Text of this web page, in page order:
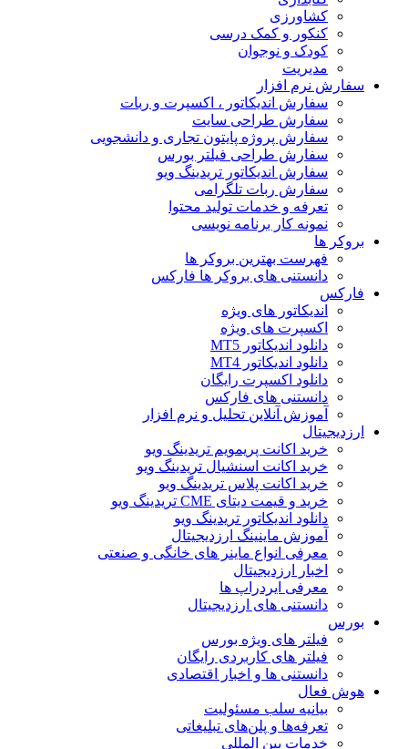
کشاورزی
کنکور و کمک‌ درسی
کودک و نوجوان
مدیریت
سفارش نرم افزار
سفارش اندیکاتور ، اکسپرت و ربات
سفارش طراحی سایت
سفارش پروژه پایتون تجاری و دانشجویی
سفارش طراحی فیلتر بورس
سفارش اندیکاتور تریدینگ ویو
سفارش ربات تلگرامی
تعرفه و خدمات تولید محتوا
نمونه کار برنامه نویسی
بروکر ها
فهرست بهترین بروکر ها
دانستنی های بروکر ها فارکس
فارکس
اندیکاتور های ویژه
اکسپرت های ویژه
دانلود اندیکاتور MT5
دانلود اندیکاتور MT4
دانلود اکسپرت رایگان
دانستنی های فارکس
آموزش آنلاین تحلیل و نرم افزار
ارزدیجیتال
خرید اکانت پریمویم تریدینگ ویو
خرید اکانت اسنشیال تریدینگ ویو
خرید اکانت پلاس تریدینگ ویو
خرید و قیمت دیتای CME تریدینگ ویو
دانلود اندیکاتور تریدینگ ویو
آموزش ماینینگ ارزدیجیتال
معرفی انواع ماینر های خانگی و صنعتی
اخبار ارزدیجیتال
معرفی ایردراپ ها
دانستنی های ارزدیجیتال
بورس
فیلتر های ویژه بورس
فیلتر های کاربردی رایگان
دانستنی ها و اخبار اقتصادی
هوش فعال
بیانیه سلب مسئولیت
تعرفه‌ها و پلن‌های تبلیغاتی
خدمات بین المللی